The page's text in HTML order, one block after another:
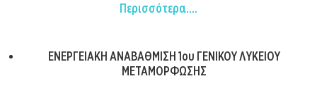
Περισσότερα....
ΕΝΕΡΓΕΙΑΚΗ ΑΝΑΒΑΘΜΙΣΗ 1ου ΓΕΝΙΚΟΥ ΛΥΚΕΙΟΥ
ΜΕΤΑΜΟΡΦΩΣΗΣ